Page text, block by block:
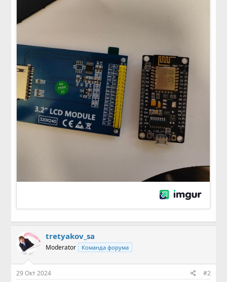
tretyakov_sa
Moderator Команда форума
29 Окт 2024 #2